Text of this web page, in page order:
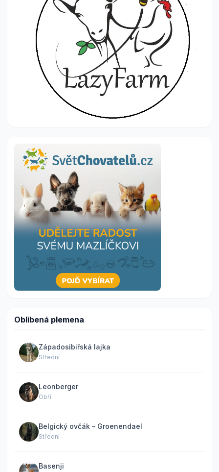
Oblíbená plemena
Západosibiřská lajka
Střední
Leonberger
Obří
Belgický ovčák – Groenendael
Střední
Basenji